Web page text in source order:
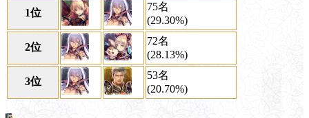
1位
75名
(29.30%)
2位
72名
(28.13%)
3位
53名
(20.70%)